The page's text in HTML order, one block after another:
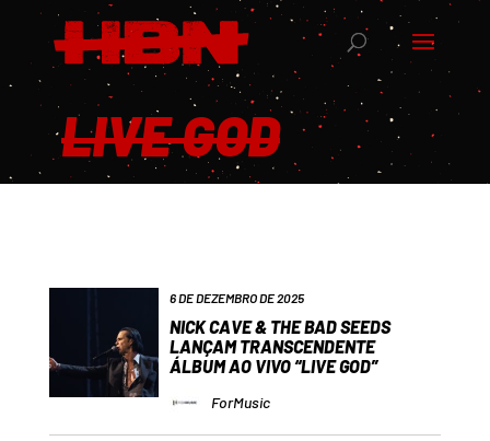
LIVE GOD
6 DE DEZEMBRO DE 2025
NICK CAVE & THE BAD SEEDS
LANÇAM TRANSCENDENTE
ÁLBUM AO VIVO “LIVE GOD”
ForMusic